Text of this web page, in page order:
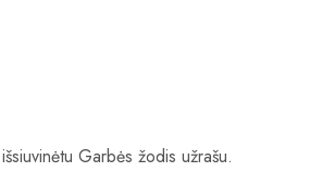
Garbės žodis užrašu.